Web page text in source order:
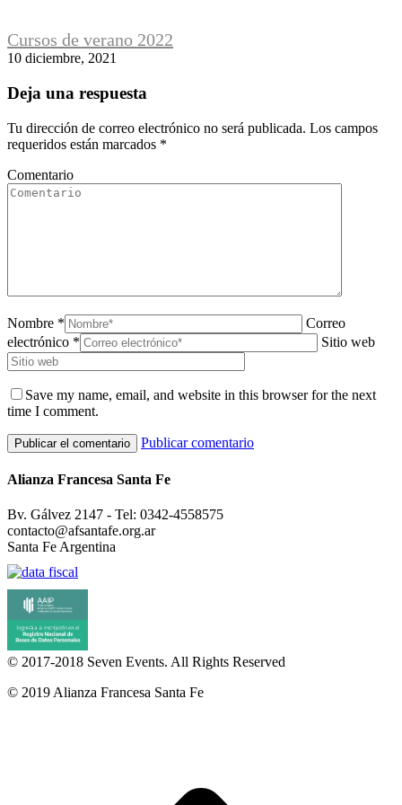
Cursos de verano 2022
10 diciembre, 2021
Deja una respuesta
Tu dirección de correo electrónico no será publicada. Los campos
requeridos están marcados *
Comentario
Nombre *
Correo
electrónico *
Sitio web
Save my name, email, and website in this browser for the next
time I comment.
Publicar comentario
Alianza Francesa Santa Fe
Bv. Gálvez 2147 - Tel: 0342-4558575
contacto@afsantafe.org.ar
Santa Fe Argentina
© 2017-2018 Seven Events. All Rights Reserved
© 2019 Alianza Francesa Santa Fe